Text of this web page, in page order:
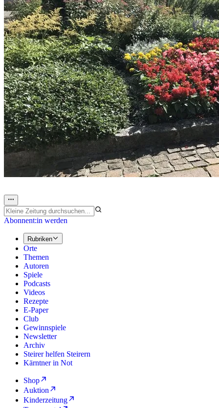
Abonnent:in werden
Rubriken
Orte
Themen
Autoren
Spiele
Podcasts
Videos
Rezepte
E-Paper
Club
Gewinnspiele
Newsletter
Archiv
Steirer helfen Steirern
Kärntner in Not
Shop
Auktion
Kinderzeitung